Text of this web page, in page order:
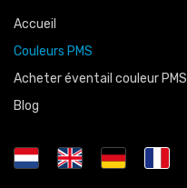
Accueil
Couleurs PMS
Acheter éventail couleur PMS
Blog